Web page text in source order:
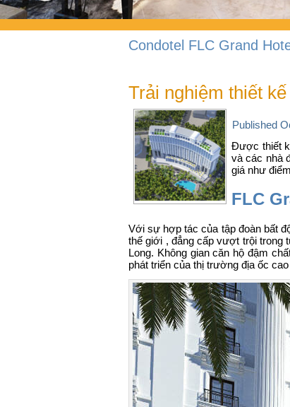
Condotel FLC Grand
Trải nghiệm thiết
Published
Được thiết
và các nhà
giá như
FLC
Với sự hợp tác của tập đoàn bất
thế giới , đẳng cấp vượt trội trong
Long. Không gian căn hộ đậm
phát triển của thị trường địa ốc